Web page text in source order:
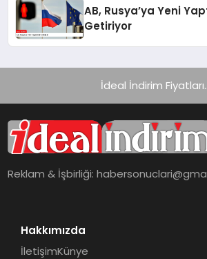
AB, Rusya’ya Yeni
Getiriyor
İdeal İndirim Fiyatları..
Reklam & İşbirliği:
Hakkımızda
İletişimKünye